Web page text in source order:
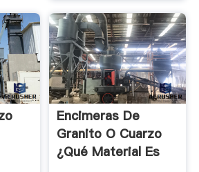
Encimeras De
Granito O Cuarzo
¿Qué Material Es